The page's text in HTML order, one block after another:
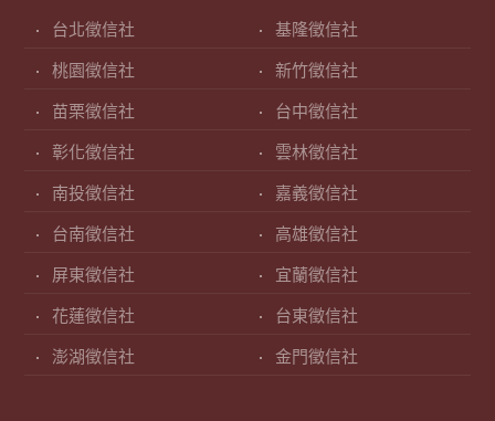
台北徵信社 基隆徵信社
桃園徵信社 新竹徵信社
苗栗徵信社 台中徵信社
彰化徵信社 雲林徵信社
南投徵信社 嘉義徵信社
台南徵信社 高雄徵信社
屏東徵信社 宜蘭徵信社
花蓮徵信社 台東徵信社
澎湖徵信社 金門徵信社